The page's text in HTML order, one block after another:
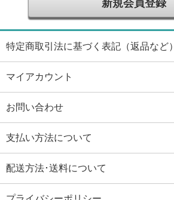
新規会員登録
特定商取引法に基づく表記（返品など）
マイアカウント
お問い合わせ
支払い方法について
配送方法･送料について